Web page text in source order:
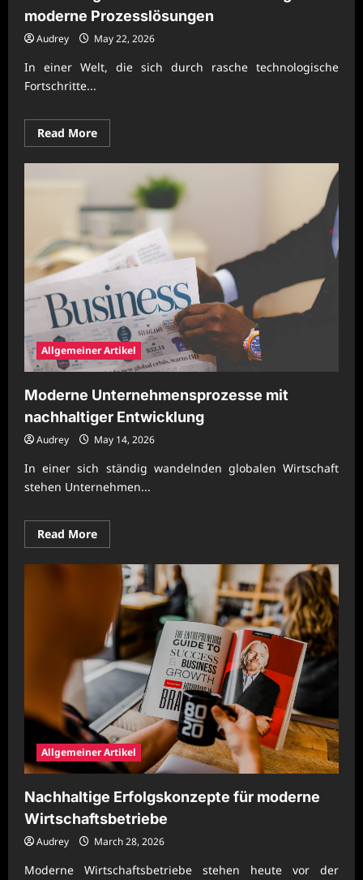
moderne Prozesslösungen
Audrey May 22, 2026
In einer Welt, die sich durch rasche technologische
Fortschritte...
Read MoreRead
more
Nachhaltige
Unternehmenssteuerung
moderne
Prozesslösungen
Allgemeiner Artikel
Moderne Unternehmensprozesse mit
nachhaltiger Entwicklung
Audrey May 14, 2026
In einer sich ständig wandelnden globalen Wirtschaft
stehen Unternehmen...
Read MoreRead
more
Moderne
Unternehmensprozesse
nachhaltiger
Entwicklung
Allgemeiner Artikel
Nachhaltige Erfolgskonzepte für moderne
Wirtschaftsbetriebe
Audrey March 28, 2026
Moderne Wirtschaftsbetriebe stehen heute vor der